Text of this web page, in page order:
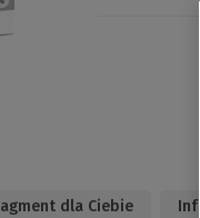
dla Ciebie